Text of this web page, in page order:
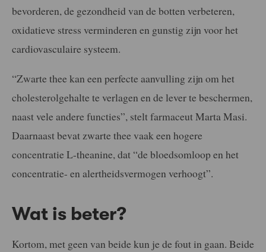
bevorderen, de gezondheid van de botten verbeteren,
oxidatieve stress verminderen en gunstig zijn voor het
cardiovasculaire systeem.
“Zwarte thee kan een perfecte aanvulling zijn om het
cholesterolgehalte te verlagen en de lever te beschermen,
naast vele andere functies”, stelt farmaceut Marta Masi.
Daarnaast bevat zwarte thee vaak een hogere
concentratie L-theanine, dat “de bloedsomloop en het
concentratie- en alertheidsvermogen verhoogt”.
Wat is beter?
Kortom, met geen van beide kun je de fout in gaan. Beide